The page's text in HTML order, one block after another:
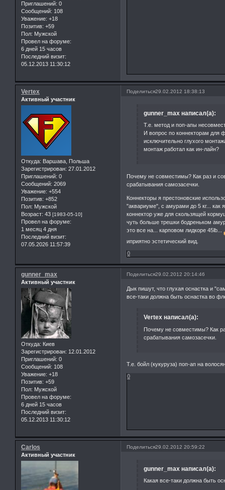
Приглашений: 0
Сообщений: 108
Уважение: +18
Позитив: +59
Пол: Мужской
Провел на форуме:
6 дней 15 часов
Последний визит:
05.12.2013 11:30:12
Поделиться29.02.2012 18:38:13
Vertex
Активный участник
Откуда: Варшава, Польша
Зарегистрирован: 27.01.2012
Приглашений: 0
Сообщений: 2069
Уважение: +554
Позитив: +852
Пол: Мужской
Возраст: 43 [1983-05-10]
Провел на форуме:
1 месяц 4 дня
Последний визит:
07.05.2026 11:57:39
gunner_max написал(а):
Т.е. метод и поп-апы
И вопрос по коннекторам для
исключительно глухого
монтаж работал как ин-лайн?
Почему не совместимы? Как раз и
срабатывания самозасечки.
Коннекторы я престоновские
"аквариуме", с амурами до 5 кг... как
коннектор уже для скользящей
чуть больше трешки бодреньком
это все на... карповом лидкоре 45lb...
иприятно эстетический вид.
0
Поделиться29.02.2012 20:14:46
gunner_max
Активный участник
Откуда: Киев
Зарегистрирован: 12.01.2012
Приглашений: 0
Сообщений: 108
Уважение: +18
Позитив: +59
Пол: Мужской
Провел на форуме:
6 дней 15 часов
Последний визит:
05.12.2013 11:30:12
Дык пишут, что глухая оснастка и
все-таки должна быть оснастка во
Vertex написал(а):
Почему не совместимы? Как
срабатывания самозасечки.
Т.е. бойл (кукуруза) поп-ап на
0
Поделиться29.02.2012 20:59:22
Carlos
Активный участник
gunner_max написал(а):
Какая все-таки должна быть